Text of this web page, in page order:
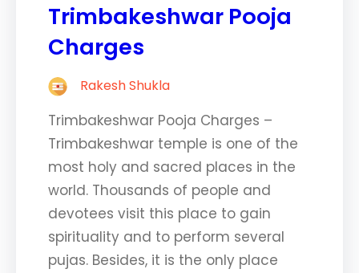
Trimbakeshwar Pooja
Charges
Rakesh Shukla
Trimbakeshwar Pooja Charges –
Trimbakeshwar temple is one of the
most holy and sacred places in the
world. Thousands of people and
devotees visit this place to gain
spirituality and to perform several
pujas. Besides, it is the only place